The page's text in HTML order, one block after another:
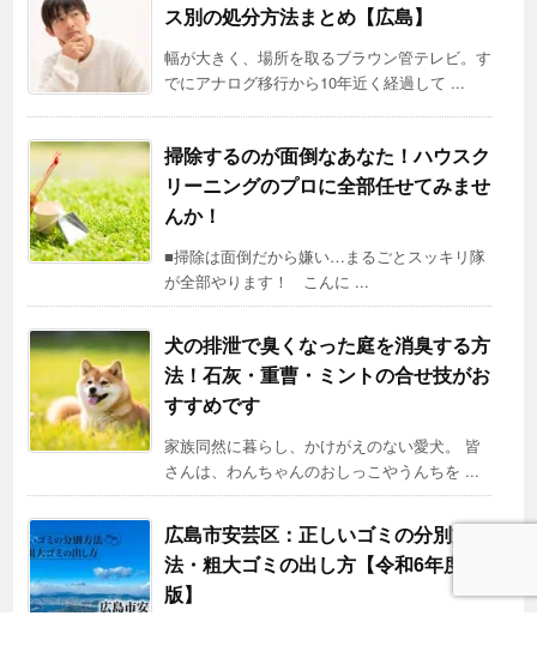
ス別の処分方法まとめ【広島】
幅が大きく、場所を取るブラウン管テレビ。す
でにアナログ移行から10年近く経過して ...
掃除するのが面倒なあなた！ハウスク
リーニングのプロに全部任せてみませ
んか！
■掃除は面倒だから嫌い…まるごとスッキリ隊
が全部やります！ こんに ...
犬の排泄で臭くなった庭を消臭する方
法！石灰・重曹・ミントの合せ技がお
すすめです
家族同然に暮らし、かけがえのない愛犬。 皆
さんは、わんちゃんのおしっこやうんちを ...
広島市安芸区：正しいゴミの分別方
法・粗大ゴミの出し方【令和6年度
版】